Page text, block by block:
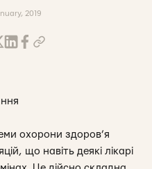
2019
охорони здоров’я
що навіть деякі лікарі